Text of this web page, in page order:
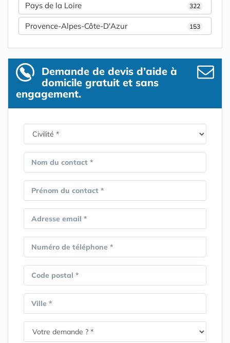
Pays de la Loire 322
Provence-Alpes-Côte-D'Azur 153
Demande de devis d’aide à
domicile gratuit et sans
engagement.
Nom du contact *
Prénom du contact *
Adresse email *
Numéro de téléphone *
Code postal *
Ville *